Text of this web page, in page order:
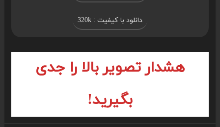
دانلود با کیفیت : 320k
هشدار تصویر بالا را جدی
بگیرید!